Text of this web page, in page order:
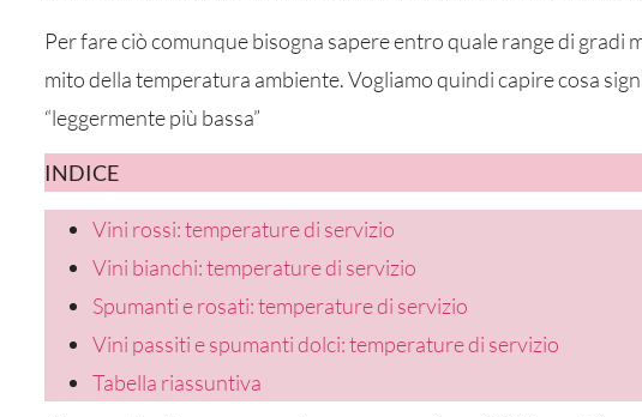
Per fare ciò comunque bisogna sapere entro quale range di gradi
mito della temperatura ambiente. Vogliamo quindi capire cosa
“leggermente più bassa”
INDICE
Vini rossi: temperature di servizio
Vini bianchi: temperature di servizio
Spumanti e rosati: temperature di servizio
Vini passiti e spumanti dolci: temperature di servizio
Tabella riassuntiva